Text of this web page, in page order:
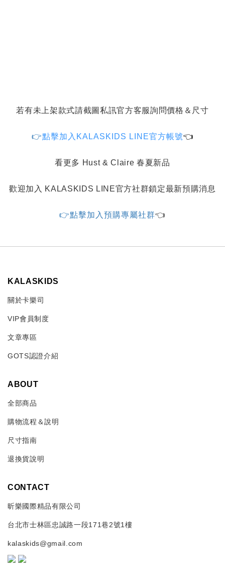
若有未上架款式請截圖私訊官方客服詢問價格＆尺寸
👉點擊加入 KALASKIDS LINE官方帳號👈
看更多 Hust & Claire 春夏新品
歡迎加入 KALASKIDS LINE官方社群鎖定最新預購消息
👉點擊加入預購專屬社群👈
KALASKIDS
關於卡樂司
VIP會員制度
文章專區
GOTS認證介紹
ABOUT
全部商品
購物流程＆說明
尺寸指南
退換貨說明
CONTACT
昕樂國際精品有限公司
台北市士林區忠誠路一段171巷2號1樓
kalaskids@gmail.com